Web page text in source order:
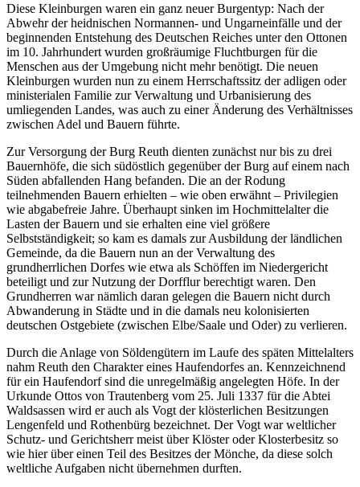
Diese Kleinburgen waren ein ganz neuer Burgentyp: Nach der
Abwehr der heidnischen Normannen- und Ungarneinfälle und der
beginnenden Entstehung des Deutschen Reiches unter den Ottonen
im 10. Jahrhundert wurden großräumige Fluchtburgen für die
Menschen aus der Umgebung nicht mehr benötigt. Die neuen
Kleinburgen wurden nun zu einem Herrschaftssitz der adligen oder
ministerialen Familie zur Verwaltung und Urbanisierung des
umliegenden Landes, was auch zu einer Änderung des Verhältnisses
zwischen Adel und Bauern führte.
Zur Versorgung der Burg Reuth dienten zunächst nur bis zu drei
Bauernhöfe, die sich südöstlich gegenüber der Burg auf einem nach
Süden abfallenden Hang befanden. Die an der Rodung
teilnehmenden Bauern erhielten – wie oben erwähnt – Privilegien
wie abgabefreie Jahre. Überhaupt sinken im Hochmittelalter die
Lasten der Bauern und sie erhalten eine viel größere
Selbstständigkeit; so kam es damals zur Ausbildung der ländlichen
Gemeinde, da die Bauern nun an der Verwaltung des
grundherrlichen Dorfes wie etwa als Schöffen im Niedergericht
beteiligt und zur Nutzung der Dorfflur berechtigt waren. Den
Grundherren war nämlich daran gelegen die Bauern nicht durch
Abwanderung in Städte und in die damals neu kolonisierten
deutschen Ostgebiete (zwischen Elbe/Saale und Oder) zu verlieren.
Durch die Anlage von Söldengütern im Laufe des späten Mittelalters
nahm Reuth den Charakter eines Haufendorfes an. Kennzeichnend
für ein Haufendorf sind die unregelmäßig angelegten Höfe. In der
Urkunde Ottos von Trautenberg vom 25. Juli 1337 für die Abtei
Waldsassen wird er auch als Vogt der klösterlichen Besitzungen
Lengenfeld und Rothenbürg bezeichnet. Der Vogt war weltlicher
Schutz- und Gerichtsherr meist über Klöster oder Klosterbesitz so
wie hier über einen Teil des Besitzes der Mönche, da diese solch
weltliche Aufgaben nicht übernehmen durften.